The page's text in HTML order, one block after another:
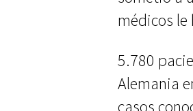
médicos
5.780
Alemania
casos